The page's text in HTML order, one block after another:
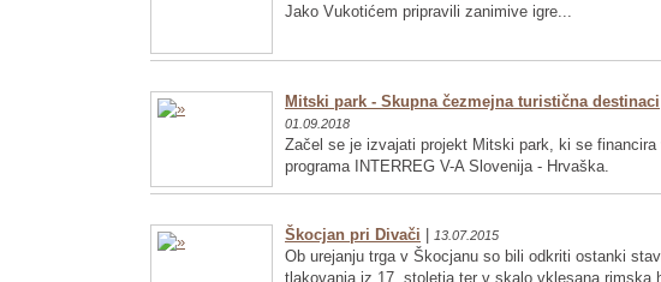
Jako Vukotićem pripravili zanimive igre...
Mitski park - Skupna čezmejna turistična destinaci
01.09.2018
Začel se je izvajati projekt Mitski park, ki se financira
programa INTERREG V-A Slovenija - Hrvaška.
Škocjan pri Divači 13.07.2015
Ob urejanju trga v Škocjanu so bili odkriti ostanki
tlakovanja iz 17. stoletja ter v skalo vklesana rimska